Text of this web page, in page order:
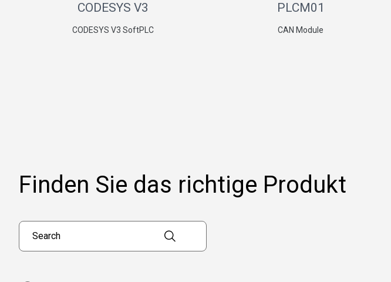
CODESYS V3
CODESYS V3 SoftPLC
PLCM01
CAN Module
Finden Sie das richtige Produkt
Search products